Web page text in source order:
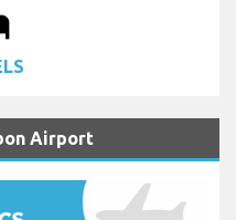
Airport